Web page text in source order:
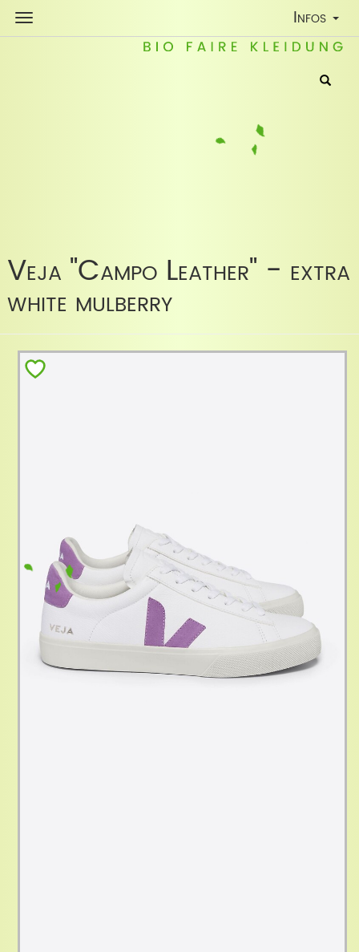
Toggle
Infos
Veja "Campo Leather" - extra
white mulberry